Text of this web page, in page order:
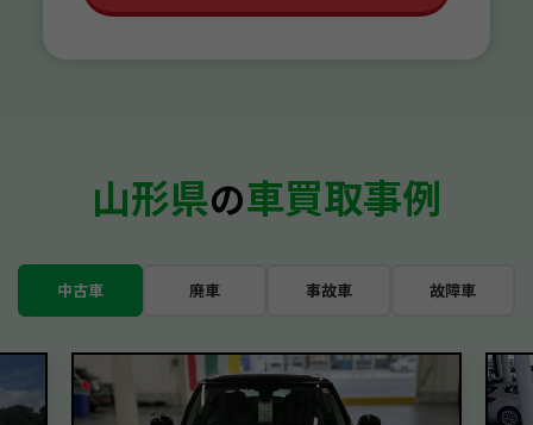
山形県の車買取事例
中古車 廃車 事故車 故障車